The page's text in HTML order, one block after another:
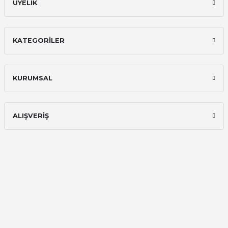
ÜYELİK
KATEGORİLER
KURUMSAL
ALIŞVERİŞ